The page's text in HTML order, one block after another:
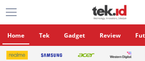
Home Tek Gadget Review